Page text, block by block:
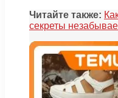
Читайте также:
секреты